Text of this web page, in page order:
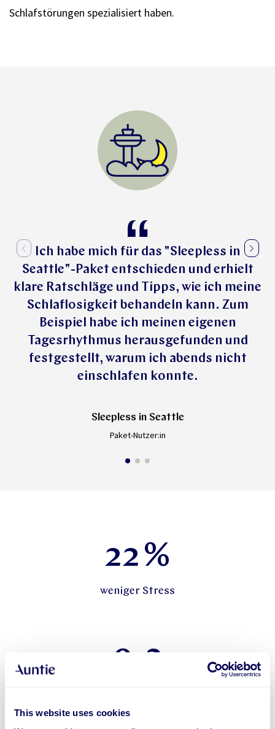
This website uses cookies
Schlafstörungen spezialisiert haben.
Ich habe mich für das "Sleepless in
Seattle"-Paket entschieden und erhielt
klare Ratschläge und Tipps, wie ich meine
Schlaflosigkeit behandeln kann. Zum
Beispiel habe ich meinen eigenen
Tagesrhythmus herausgefunden und
festgestellt, warum ich abends nicht
einschlafen konnte.
Sleepless in Seattle
Paket-Nutzer:in
22 %
weniger Stress
9.2